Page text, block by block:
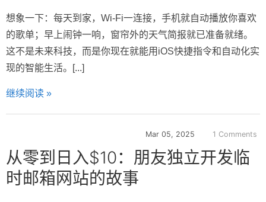
想象一下：每天到家，Wi-Fi一连接，手机就自动播放你喜欢
的歌单；早上闹钟一响，窗帘外的天气简报就已准备就绪。
这不是未来科技，而是你现在就能用iOS快捷指令和自动化实
现的智能生活。[...]
继续阅读 »
Mar 05, 2025 1 Comments
从零到日入$10：朋友独立开发临
时邮箱网站的故事